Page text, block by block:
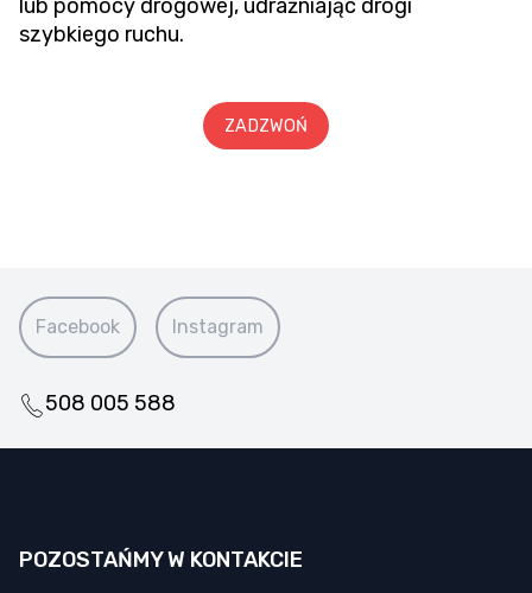
lub pomocy drogowej, udrażniając drogi
szybkiego ruchu.
ZADZWOŃ
Facebook Instagram
508 005 588
POZOSTAŃMY W KONTAKCIE